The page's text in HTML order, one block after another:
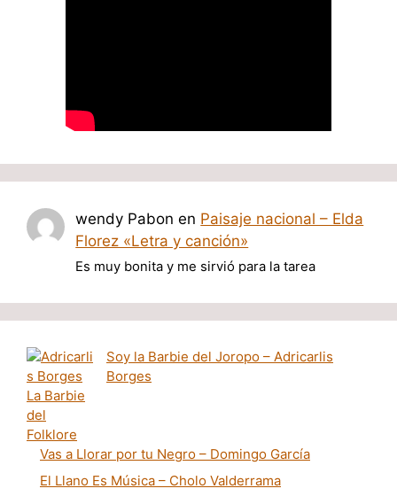
wendy Pabon en Paisaje nacional – Elda
Florez «Letra y canción»
Es muy bonita y me sirvió para la tarea
Soy la Barbie del Joropo – Adricarlis
Borges
Vas a Llorar por tu Negro – Domingo García
El Llano Es Música – Cholo Valderrama